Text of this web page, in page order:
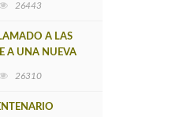
26443
A LAS
A UNA NUEVA
26310